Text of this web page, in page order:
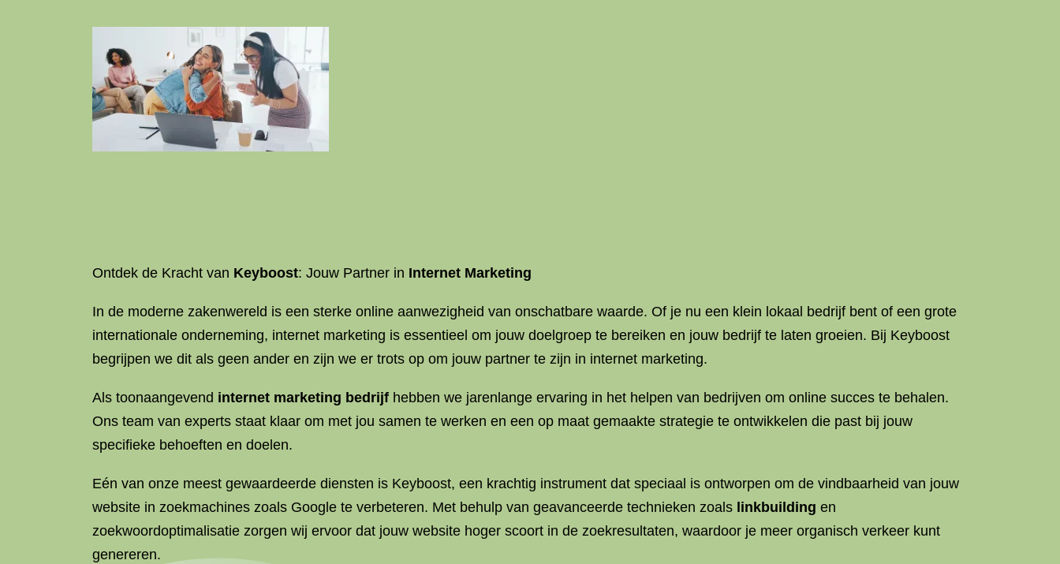
Ontdek de Kracht van Keyboost: Jouw Partner in Internet Marketing
In de moderne zakenwereld is een sterke online aanwezigheid van onschatbare waarde. Of je nu een klein lokaal bedrijf bent of een grote
internationale onderneming, internet marketing is essentieel om jouw doelgroep te bereiken en jouw bedrijf te laten groeien. Bij Keyboost
begrijpen we dit als geen ander en zijn we er trots op om jouw partner te zijn in internet marketing.
Als toonaangevend internet marketing bedrijf hebben we jarenlange ervaring in het helpen van bedrijven om online succes te behalen.
Ons team van experts staat klaar om met jou samen te werken en een op maat gemaakte strategie te ontwikkelen die past bij jouw
specifieke behoeften en doelen.
Eén van onze meest gewaardeerde diensten is Keyboost, een krachtig instrument dat speciaal is ontworpen om de vindbaarheid van jouw
website in zoekmachines zoals Google te verbeteren. Met behulp van geavanceerde technieken zoals linkbuilding en
zoekwoordoptimalisatie zorgen wij ervoor dat jouw website hoger scoort in de zoekresultaten, waardoor je meer organisch verkeer kunt
genereren.